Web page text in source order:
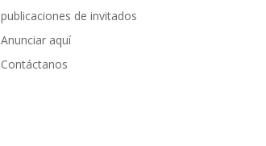
publicaciones de invitados
Anunciar aquí
Contáctanos